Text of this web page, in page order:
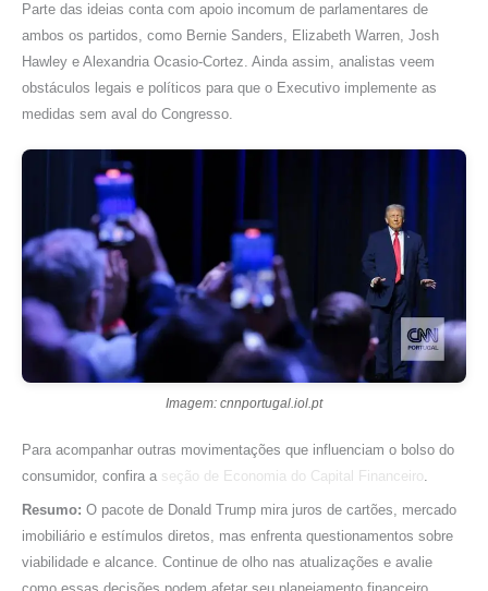
Parte das ideias conta com apoio incomum de parlamentares de
ambos os partidos, como Bernie Sanders, Elizabeth Warren, Josh
Hawley e Alexandria Ocasio-Cortez. Ainda assim, analistas veem
obstáculos legais e políticos para que o Executivo implemente as
medidas sem aval do Congresso.
Imagem: cnnportugal.iol.pt
Para acompanhar outras movimentações que influenciam o bolso do
consumidor, confira a seção de Economia do Capital Financeiro.
Resumo: O pacote de Donald Trump mira juros de cartões, mercado
imobiliário e estímulos diretos, mas enfrenta questionamentos sobre
viabilidade e alcance. Continue de olho nas atualizações e avalie